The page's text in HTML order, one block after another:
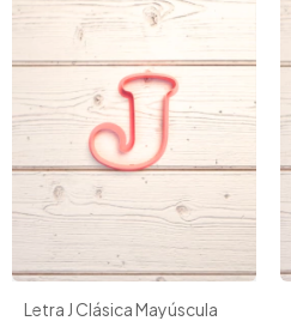
Letra J Clásica Mayúscula